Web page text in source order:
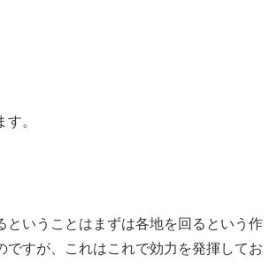
。
ということはまずは各地を回るという作
ですが、これはこれで効力を発揮してお